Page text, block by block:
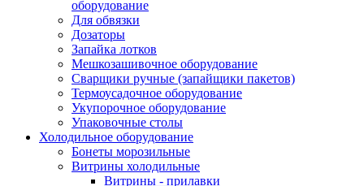
оборудование
Для обвязки
Дозаторы
Запайка лотков
Мешкозашивочное оборудование
Сварщики ручные (запайщики пакетов)
Термоусадочное оборудование
Укупорочное оборудование
Упаковочные столы
Холодильное оборудование
Бонеты морозильные
Витрины холодильные
Витрины - прилавки